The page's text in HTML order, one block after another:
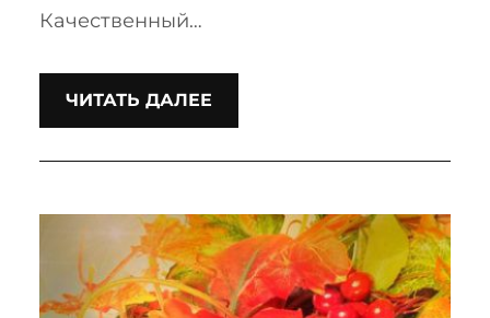
Качественный…
ЧИТАТЬ ДАЛЕЕ